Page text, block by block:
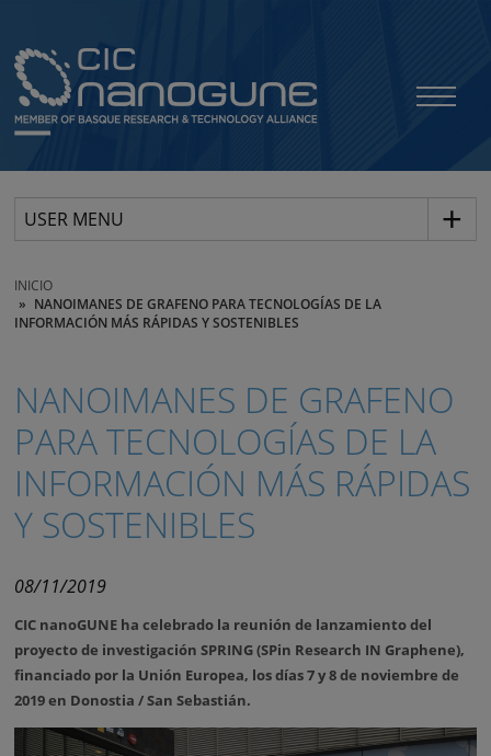
USER MENU
INICIO
NANOIMANES DE GRAFENO PARA TECNOLOGÍAS DE LA
INFORMACIÓN MÁS RÁPIDAS Y SOSTENIBLES
NANOIMANES DE GRAFENO
PARA TECNOLOGÍAS DE LA
INFORMACIÓN MÁS RÁPIDAS
Y SOSTENIBLES
08/11/2019
CIC nanoGUNE ha celebrado la reunión de lanzamiento del
proyecto de investigación SPRING (SPin Research IN Graphene),
financiado por la Unión Europea, los días 7 y 8 de noviembre de
2019 en Donostia / San Sebastián.